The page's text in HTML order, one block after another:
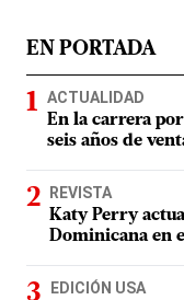
EN PORTADA
ACTUALIDAD
En la carrera
seis años de
REVISTA
Katy Perry
Dominicana en
EDICIÓN USA